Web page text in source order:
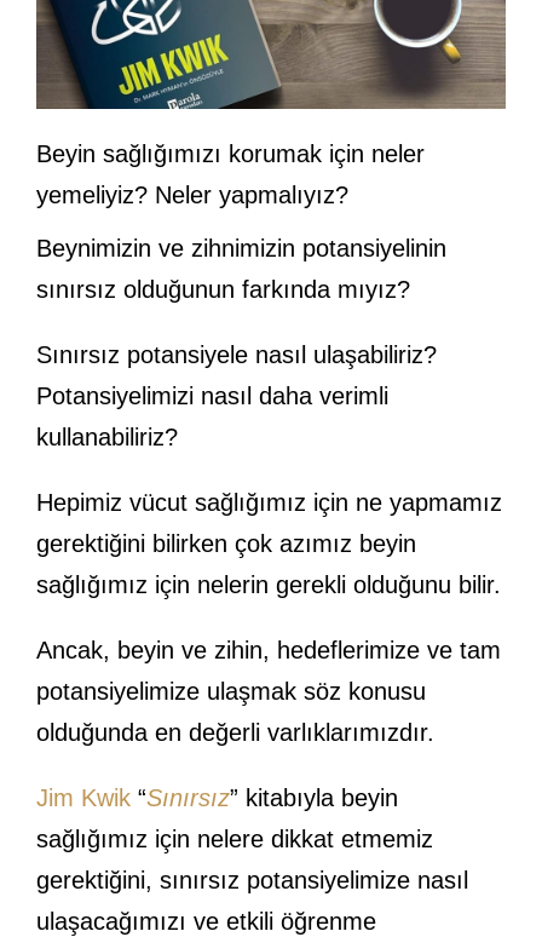
Beyin sağlığımızı korumak için neler
yemeliyiz? Neler yapmalıyız?
Beynimizin ve zihnimizin potansiyelinin
sınırsız olduğunun farkında mıyız?
Sınırsız potansiyele nasıl ulaşabiliriz?
Potansiyelimizi nasıl daha verimli
kullanabiliriz?
Hepimiz vücut sağlığımız için ne yapmamız
gerektiğini bilirken çok azımız beyin
sağlığımız için nelerin gerekli olduğunu bilir.
Ancak, beyin ve zihin, hedeflerimize ve tam
potansiyelimize ulaşmak söz konusu
olduğunda en değerli varlıklarımızdır.
Jim Kwik “Sınırsız” kitabıyla beyin
sağlığımız için nelere dikkat etmemiz
gerektiğini, sınırsız potansiyelimize nasıl
ulaşacağımızı ve etkili öğrenme